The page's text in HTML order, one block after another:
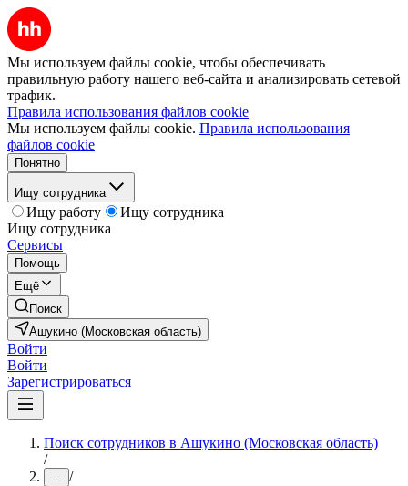
Мы используем файлы cookie, чтобы обеспечивать
правильную работу нашего веб-сайта и анализировать сетевой
трафик.
Правила использования файлов cookie
Мы используем файлы cookie. Правила использования
файлов cookie
Понятно
Ищу сотрудника
Ищу работу
Ищу сотрудника
Ищу сотрудника
Сервисы
Помощь
Ещё
Поиск
Ашукино (Московская область)
Войти
Войти
Зарегистрироваться
Поиск сотрудников в Ашукино (Московская область)
/
... /